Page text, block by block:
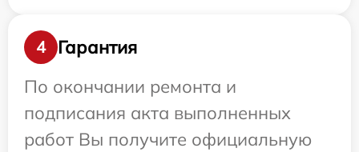
4
Гарантия
По окончании ремонта и
подписания акта выполненных
работ Вы получите официальную